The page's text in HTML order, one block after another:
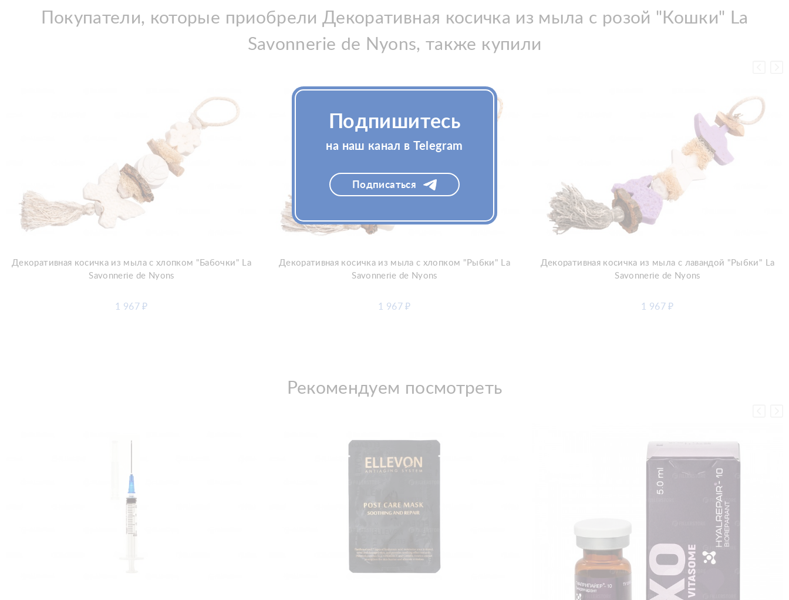
Покупатели, которые приобрели Декоративная косичка из мыла с розой "Кошки" La
Savonnerie de Nyons, также купили
Добавить в корзину
Декоративная косичка из мыла с хлопком "Бабочки" La
Savonnerie de Nyons
1 967₽
Добавить в корзину
Декоративная косичка из мыла с хлопком "Рыбки" La
Savonnerie de Nyons
1 967₽
Добавить в корзину
Декоративная косичка из мыла с лавандой "Рыбки" La
Savonnerie de Nyons
1 967₽
Рекомендуем посмотреть
Подпишитесь
на наш канал в Telegram
Подписаться